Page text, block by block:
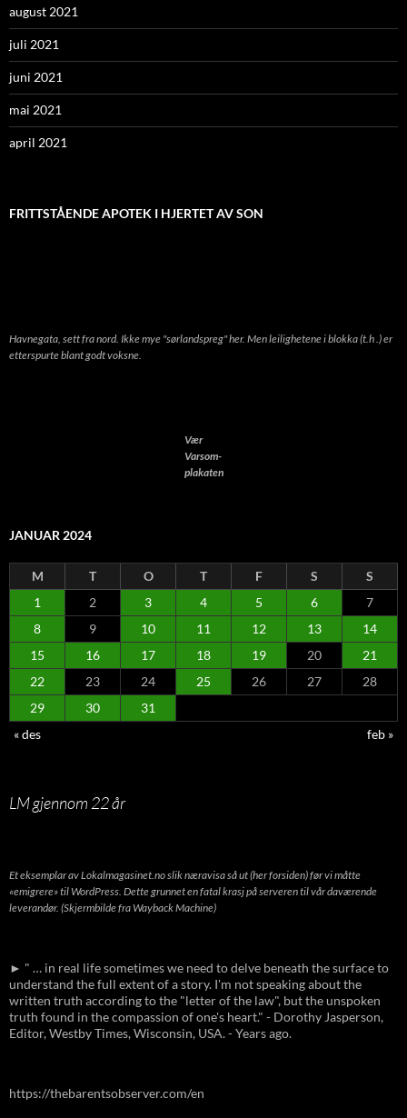
august 2021
juli 2021
juni 2021
mai 2021
april 2021
FRITTSTÅENDE APOTEK I HJERTET AV SON
Havnegata, sett fra nord. Ikke mye "sørlandspreg" her. Men leilighetene i blokka (t.h .) er
etterspurte blant godt voksne.
Vær
Varsom-
plakaten
JANUAR 2024
M T O T F S
S
1
2 3 4 5 6
7
8
9 10 11 12 13
14
15
16 17 18 19 20
21
22
23 24 25 26 27
28
29
30
31
« des
feb »
LM gjennom 22 år
Et eksemplar av Lokalmagasinet.no slik næravisa så ut (her forsiden) før vi måtte
«emigrere» til WordPress. Dette grunnet en fatal krasj på serveren til vår daværende
leverandør. (Skjermbilde fra Wayback Machine)
► " … in real life sometimes we need to delve beneath the surface to
understand the full extent of a story. I'm not speaking about the
written truth according to the "letter of the law", but the unspoken
truth found in the compassion of one's heart." - Dorothy Jasperson,
Editor, Westby Times, Wisconsin, USA. - Years ago.
https://thebarentsobserver.com/en